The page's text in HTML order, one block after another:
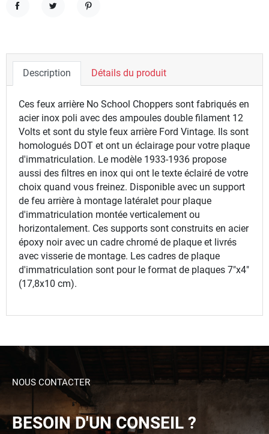
Description Détails du produit
Ces feux arrière No School Choppers sont fabriqués en
acier inox poli avec des ampoules double filament 12
Volts et sont du style feux arrière Ford Vintage. Ils sont
homologués DOT et ont un éclairage pour votre plaque
d'immatriculation. Le modèle 1933-1936 propose
aussi des filtres en inox qui ont le texte éclairé de votre
choix quand vous freinez. Disponible avec un support
de feu arrière à montage latéralet pour plaque
d'immatriculation montée verticalement ou
horizontalement. Ces supports sont construits en acier
époxy noir avec un cadre chromé de plaque et livrés
avec visserie de montage. Les cadres de plaque
d'immatriculation sont pour le format de plaques 7"x4"
(17,8x10 cm).
NOUS CONTACTER
BESOIN D'UN CONSEIL ?